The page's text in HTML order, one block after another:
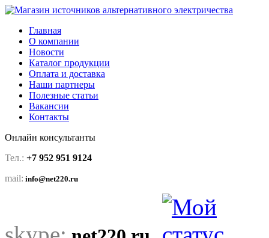
Главная
О компании
Новости
Каталог продукции
Оплата и доставка
Наши партнеры
Полезные статьи
Вакансии
Контакты
Онлайн консультанты
Тел.: +7 952 951 9124
mail: info@net220.ru